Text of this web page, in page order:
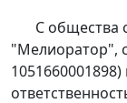
С общества
"Мелиоратор",